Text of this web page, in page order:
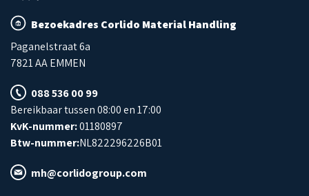
Bezoekadres Corlido Material Handling
Paganelstraat 6a
7821 AA EMMEN
088 536 00 99
Bereikbaar tussen 08:00 en 17:00
KvK-nummer:01180897
Btw-nummer:NL822296226B01
mh@corlidogroup.com